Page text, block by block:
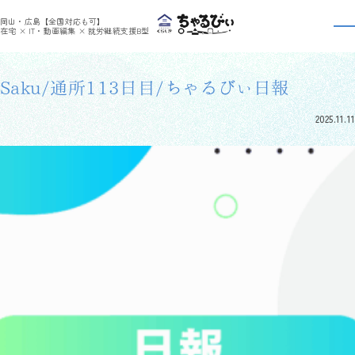
岡山・広島【全国対応も可】
在宅 × IT・動画編集 × 就労継続支援B型
利用者さんの日報 >
利用者さんの日報
Saku/通所113日目/ちゃるびぃ日報
2025.11.11